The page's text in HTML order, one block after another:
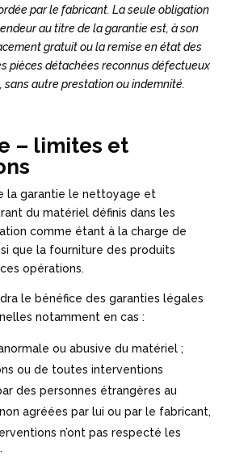
par le fabricant. La seule obligation
au titre de la garantie est, à son
gratuit ou la remise en état des
pièces détachées reconnus défectueux
sans autre prestation ou indemnité.
– limites et
la garantie le nettoyage et
du matériel définis dans les
comme étant à la charge de
que la fourniture des produits
opérations.
le bénéfice des garanties légales
notamment en cas :
ou abusive du matériel ;
ou de toutes interventions
des personnes étrangères au
agréées par lui ou par le fabricant,
n’ont pas respecté les